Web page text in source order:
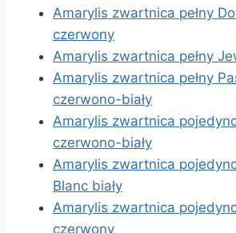
Amarylis zwartnica pełny
czerwony
Amarylis zwartnica pełny
Amarylis zwartnica pełny
czerwono-biały
Amarylis zwartnica
czerwono-biały
Amarylis zwartnica
Blanc biały
Amarylis zwartnica
czerwony